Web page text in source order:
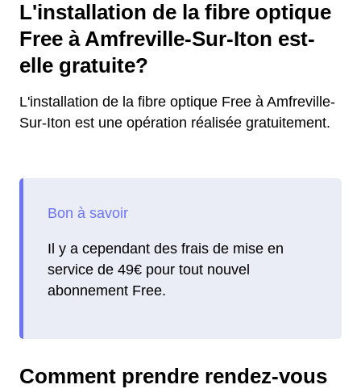
L'installation de la fibre optique
Free à Amfreville-Sur-Iton est-
elle gratuite?
L'installation de la fibre optique Free à Amfreville-
Sur-Iton est une opération réalisée gratuitement.
Il y a cependant des frais de mise en
service de 49€ pour tout nouvel
abonnement Free.
Comment prendre rendez-vous